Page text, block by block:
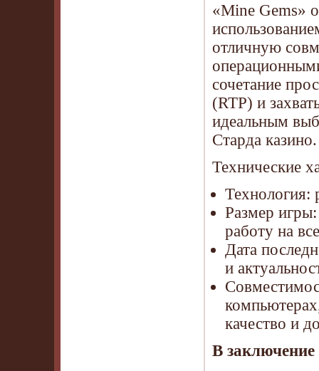
«Mine Gems»
отличную
сочетание
(RTP) и
идеальным
Старда казино.
Технические
Технология:
Размер
работу на
Дата
и
качество и
В заключение